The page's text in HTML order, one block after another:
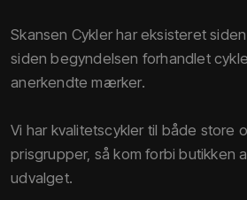
​Skansen Cykler har eksisteret
siden begyndelsen forhandlet
anerkendte mærker.
Vi har kvalitetscykler til både store
prisgrupper, så kom forbi butikken
udvalget.